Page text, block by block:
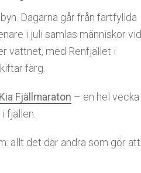
Dagarna går från fartfyllda
i juli samlas människor vid
vattnet, med Renfjället i
färg.
Kia Fjällmaraton – en hel vecka
fjällen.
allt det där andra som gör att